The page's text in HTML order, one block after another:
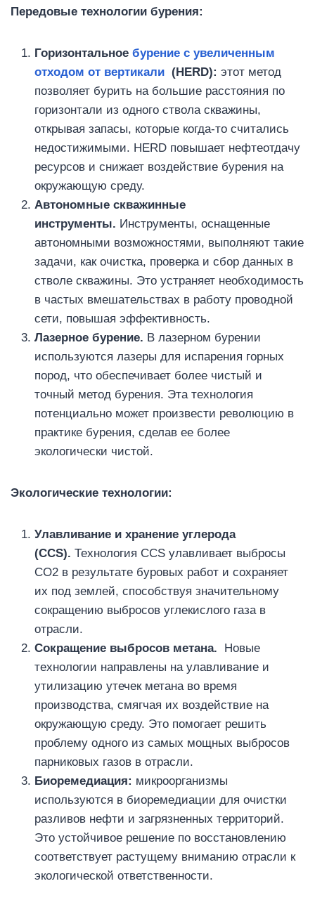
Передовые технологии бурения:
Горизонтальное бурение с увеличенным
отходом от вертикали (HERD): этот метод
позволяет бурить на большие расстояния по
горизонтали из одного ствола скважины,
открывая запасы, которые когда-то считались
недостижимыми. HERD повышает нефтеотдачу
ресурсов и снижает воздействие бурения на
окружающую среду.
Автономные скважинные
инструменты. Инструменты, оснащенные
автономными возможностями, выполняют такие
задачи, как очистка, проверка и сбор данных в
стволе скважины. Это устраняет необходимость
в частых вмешательствах в работу проводной
сети, повышая эффективность.
Лазерное бурение. В лазерном бурении
используются лазеры для испарения горных
пород, что обеспечивает более чистый и
точный метод бурения. Эта технология
потенциально может произвести революцию в
практике бурения, сделав ее более
экологически чистой.
Экологические технологии:
Улавливание и хранение углерода
(CCS). Технология CCS улавливает выбросы
CO2 в результате буровых работ и сохраняет
их под землей, способствуя значительному
сокращению выбросов углекислого газа в
отрасли.
Сокращение выбросов метана. Новые
технологии направлены на улавливание и
утилизацию утечек метана во время
производства, смягчая их воздействие на
окружающую среду. Это помогает решить
проблему одного из самых мощных выбросов
парниковых газов в отрасли.
Биоремедиация: микроорганизмы
используются в биоремедиации для очистки
разливов нефти и загрязненных территорий.
Это устойчивое решение по восстановлению
соответствует растущему вниманию отрасли к
экологической ответственности.